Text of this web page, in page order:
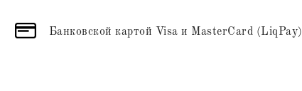
Банковской картой Visa и MasterCard (LiqPay)